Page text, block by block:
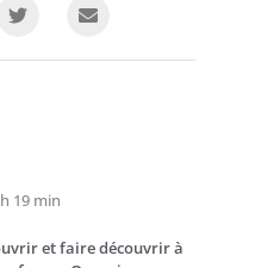
19 min
et faire découvrir à